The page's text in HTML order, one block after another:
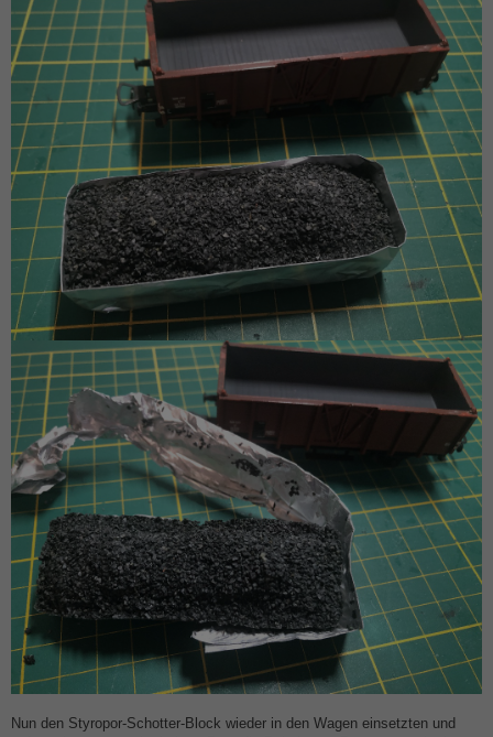
Nun den Styropor-Schotter-Block wieder in den Wagen einsetzten und